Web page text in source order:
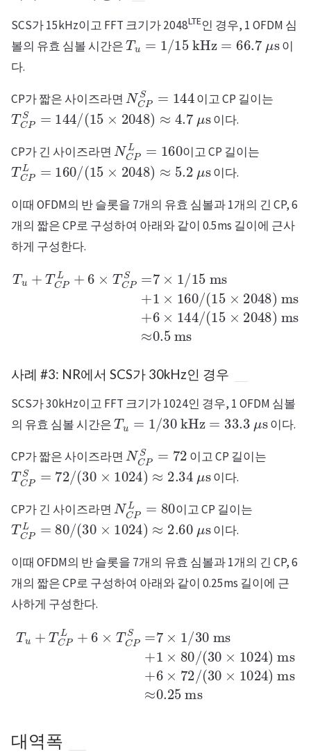
SCS가 15kHz이고 FFT 크기가 2048LTE인 경우, 1 OFDM 심
볼의 유효 심볼 시간은 Tu = /15kHz=66.7 μs
이
다.
CP가 짧은 사이즈라면 NCP 144 이고 CP 길이는
TCP S= 144 / (15× 2048)≈4.7 이다.
CP가 긴 사이즈라면 NCP 160 이고 CP 길이는
TC P L= 160/ 15×2048)≈5.2 s 이다.
이때 OFDM의 반 슬롯을 7개의 유효 심볼과 1개의 긴 CP, 6
개의 짧은 CP로 구성하여 아래와 같이 0.5ms 길이에 근사
하게 구성한다.
Tu T CPL 6 ×T PS= /15 ms+1
ms + 6× 144/( 2048) ms≈
사례 #3: NR에서 SCS가 30kHz인 경우
SCS가 30kHz이고 FFT 크기가 1024인 경우, 1 OFDM 심볼
의 유효 심볼 시간은 Tu /30kHz=33.3 μs 이다.
CP가 짧은 사이즈라면 NCP 72 이고 CP 길이는
TCP S= 72/ (30× 1024)≈2.34 μs 이다.
CP가 긴 사이즈라면 NCP 80 이고 CP 길이는
TC P 80/ (30×1024)≈2.60 μs 이다.
이때 OFDM의 반 슬롯을 7개의 유효 심볼과 1개의 긴 CP, 6
개의 짧은 CP로 구성하여 아래와 같이 0.25ms 길이에 근
사하게 구성한다.
Tu T CPL 6 ×T PS= /30 ms+1
ms + 6× /(30 1024 ms≈0.25
대역폭